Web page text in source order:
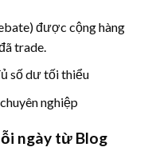
được cộng hàng
trade.
số dư tối thiểu
nghiệp
ngày từ Blog